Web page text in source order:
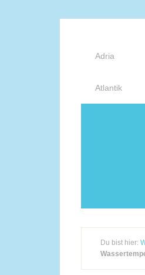
Adria
Atlantik
Du bist hier: